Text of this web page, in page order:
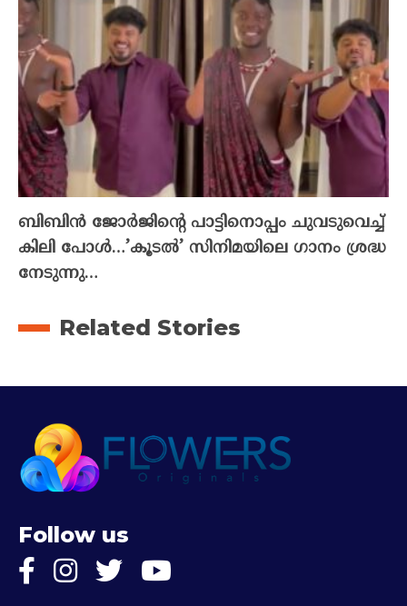
ബിബിൻ ജോർജിന്റെ പാട്ടിനൊപ്പം ചുവടുവെച്ച്
കിലി പോൾ…’കൂടൽ’ സിനിമയിലെ ഗാനം ശ്രദ്ധ
നേടുന്നു…
Related Stories
Follow us